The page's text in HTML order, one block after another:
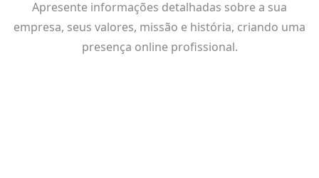
Apresente informações detalhadas sobre a sua
empresa, seus valores, missão e história, criando uma
presença online profissional.